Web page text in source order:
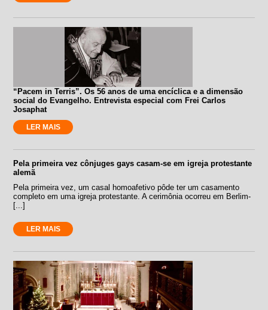
“Pacem in Terris”. Os 56 anos de uma encíclica e a dimensão
social do Evangelho. Entrevista especial com Frei Carlos
Josaphat
LER MAIS
Pela primeira vez cônjuges gays casam-se em igreja protestante
alemã
Pela primeira vez, um casal homoafetivo pôde ter um casamento
completo em uma igreja protestante. A cerimônia ocorreu em Berlim-
[...]
LER MAIS